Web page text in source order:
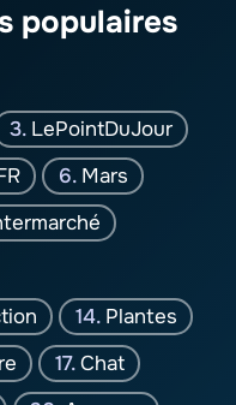
populaires
LePointDuJour
Mars
Plantes
Chat